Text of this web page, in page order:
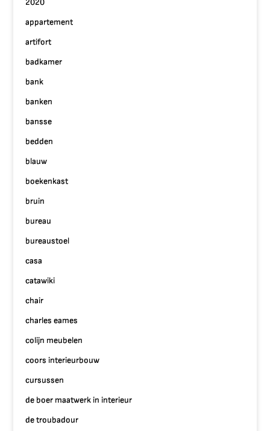
2020
appartement
artifort
badkamer
bank
banken
bansse
bedden
blauw
boekenkast
bruin
bureau
bureaustoel
casa
catawiki
chair
charles eames
colijn meubelen
coors interieurbouw
cursussen
de boer maatwerk in interieur
de troubadour